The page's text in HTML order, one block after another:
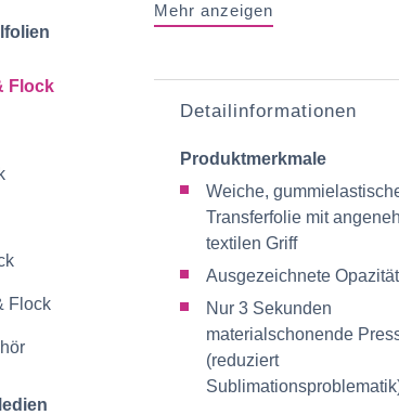
Flock
Flock
Mehr anzeigen
Detailinformationen
Produktmerkmale
Weiche,
Transferfolie mit
textilen Griff
Ausgezeichnete Opazität
Nur 3 Sekunden
materialschonende
(reduziert